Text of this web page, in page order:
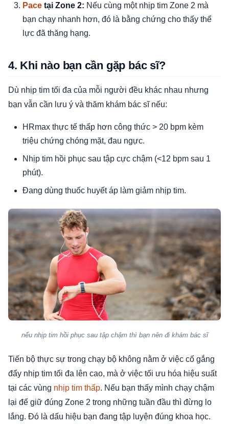
Pace tại Zone 2: Nếu cùng một nhịp tim Zone 2 mà
bạn chạy nhanh hơn, đó là bằng chứng cho thấy thể
lực đã thăng hạng.
4. Khi nào bạn cần gặp bác sĩ?
Dù nhịp tim tối đa của mỗi người đều khác nhau nhưng
bạn vẫn cần lưu ý và thăm khám bác sĩ nếu:
HRmax thực tế thấp hơn công thức > 20 bpm kèm
triệu chứng chóng mặt, đau ngực.
Nhịp tim hồi phục sau tập cực chậm (<12 bpm sau 1
phút).
Đang dùng thuốc huyết áp làm giảm nhịp tim.
nếu nhịp tim hồi phục sau tập chậm thì bạn nên đi khám bác sĩ
Tiến bộ thực sự trong chạy bộ không nằm ở việc cố gắng
đẩy nhịp tim tối đa lên cao, mà ở việc tối ưu hóa hiệu suất
tại các vùng nhịp tim thấp. Nếu bạn thấy mình chạy chậm
lại để giữ đúng Zone 2 trong những tuần đầu thì đừng lo
lắng. Đó là dấu hiệu bạn đang tập luyện đúng khoa học.